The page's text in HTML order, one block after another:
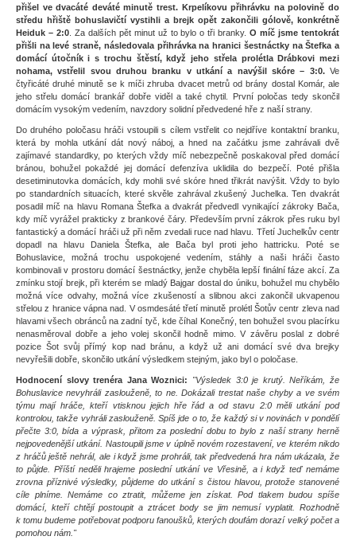
přišel ve dvacáté deváté minutě trest. Krpelíkovu přihrávku na polovině do
středu hřiště bohuslavičtí vystihli a brejk opět zakončili gólově, konkrétně
Heiduk – 2:0. Za dalších pět minut už to bylo o tři branky.O míč jsme tentokrát
přišli na levé straně, následovala přihrávka na hranici šestnáctky na Štefka a
domácí útočník i s trochu štěstí, když jeho střela prolétla Drábkovi mezi
nohama, vstřelil svou druhou branku v utkání a navýšil skóre – 3:0.Ve
čtyřicáté druhé minutě se k míči zhruba dvacet metrů od brány dostal Komár, ale
jeho střelu domácí brankář dobře viděl a také chytil. První poločas tedy skončil
domácím vysokým vedením, navzdory solidní předvedené hře z naší strany.
Do druhého poločasu hráči vstoupili s cílem vstřelit co nejdříve kontaktní branku,
která by mohla utkání dát nový náboj, a hned na začátku jsme zahrávali dvě
zajímavé standardky, po kterých vždy míč nebezpečně poskakoval před domácí
bránou, bohužel pokaždé jej domácí defenzíva uklidila do bezpečí. Poté přišla
desetiminutovka domácích, kdy mohli své skóre hned třikrát navýšit. Vždy to bylo
po standardních situacích, které skvěle zahrával zkušený Juchelka. Ten dvakrát
posadil míč na hlavu Romana Štefka a dvakrát předvedl vynikající zákroky Bača,
kdy míč vyrážel prakticky z brankové čáry. Především první zákrok přes ruku byl
fantastický a domácí hráči už při něm zvedali ruce nad hlavu. Třetí Juchelkův centr
dopadl na hlavu Daniela Štefka, ale Bača byl proti jeho hattricku. Poté se
Bohuslavice, možná trochu uspokojené vedením, stáhly a naši hráči často
kombinovali v prostoru domácí šestnáctky, jenže chyběla lepší finální fáze akcí. Za
zmínku stojí brejk, při kterém se mladý Bajgar dostal do úniku, bohužel mu chybělo
možná více odvahy, možná více zkušeností a slibnou akci zakončil ukvapenou
střelou z hranice vápna nad. V osmdesáté třetí minutě prolétl Šotův centr zleva nad
hlavami všech obránců na zadní tyč, kde číhal Konečný, ten bohužel svou placírku
nenasměroval dobře a jeho volej skončil hodně mimo. V závěru poslal z dobré
pozice Šot svůj přímý kop nad bránu, a když už ani domácí své dva brejky
nevyřešili dobře, skončilo utkání výsledkem stejným, jako byl o poločase.
Hodnocení slovy trenéra Jana Woznici:
"Výsledek 3:0 je krutý. Neříkám, že
Bohuslavice nevyhráli zaslouženě, to ne. Dokázali trestat naše chyby a ve svém
týmu mají hráče, kteří vtisknou jejich hře řád a od stavu 2:0 měli utkání pod
kontrolou, takže vyhráli zaslouženě. Spíš jde o to, že každý si v novinách v pondělí
přečte 3:0, bída a výprask, přitom za poslední dobu to bylo z naší strany herně
nejpovedenější utkání. Nastoupili jsme v úplně novém rozestavení, ve kterém nikdo
z hráčů ještě nehrál, ale i když jsme prohráli, tak předvedená hra nám ukázala, že
to půjde. Příští neděli hrajeme poslední utkání ve Vřesině, a i když teď nemáme
zrovna příznivé výsledky, půjdeme do utkání s čistou hlavou, protože stanovené
cíle plníme. Nemáme co ztratit, můžeme jen získat. Pod tlakem budou spíše
domácí, kteří chtějí postoupit a ztrácet body se jim nemusí vyplatit. Rozhodně
k tomu budeme potřebovat podporu fanoušků, kterých doufám dorazí velký počet a
pomohou nám."